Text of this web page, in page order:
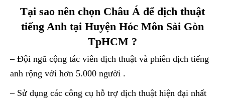
Tại sao nên chọn Châu Á để dịch thuật
tiếng Anh tại Huyện Hóc Môn Sài Gòn
TpHCM ?
– Đội ngũ cộng tác viên dịch thuật và phiên dịch tiếng
anh rộng với hơn 5.000 người .
– Sử dụng các công cụ hỗ trợ dịch thuật hiện đại nhất